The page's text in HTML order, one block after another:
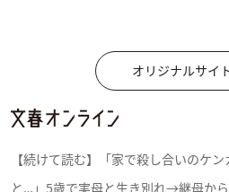
オリジナルサイ
【続けて読む】「家で殺し合いのケ
と…」5歳で実母と生き別れ→継母か